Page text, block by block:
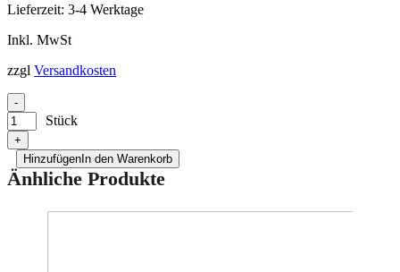
Lieferzeit: 3-4 Werktage
Inkl. MwSt
zzgl Versandkosten
-
Stück
+
HinzufügenIn den Warenkorb
Änhliche Produkte